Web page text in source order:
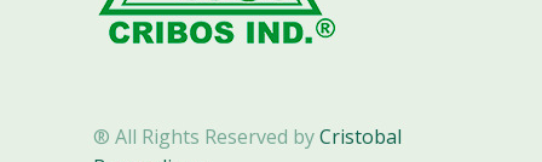
® All Rights Reserved byCristobal